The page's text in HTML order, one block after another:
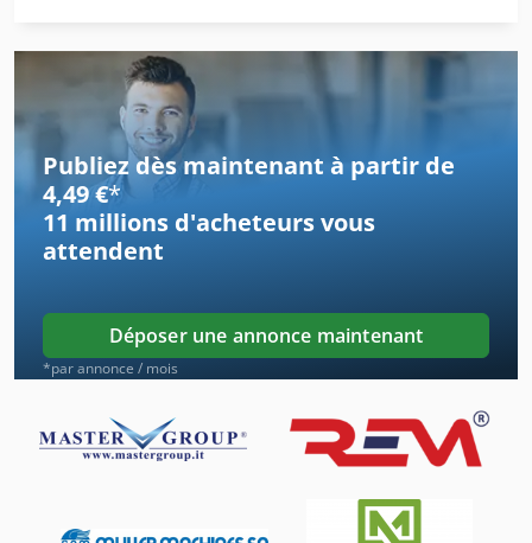
Levage De Matériel
Liste De Pièces De Rechange
Machine De Décapage
Machine De Fabrication
Machine De Finition
Machine De Meulage Mécanique
Machine De Nettoyage
Machine De Nettoyage De Partie
Machine De Rabotage
Publiez dès maintenant à partir de
4,49 €*
11 millions d'acheteursvous
attendent
Déposer une annonce maintenant
*par annonce / mois